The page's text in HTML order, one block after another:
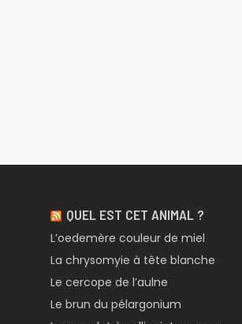
QUEL EST CET ANIMAL ?
L’oedemère couleur de miel
La chrysomyie à tête blanche
Le cercope de l’aulne
Le brun du pélargonium